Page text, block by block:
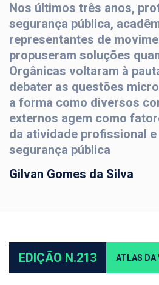
Nos últimos três anos,
segurança pública,
representantes de
propuseram soluções
Orgânicas voltaram à
debater as questões
a forma como diversos
externos agem como
da atividade profissional
segurança pública
Gilvan Gomes da Silva
EDIÇÃO N.213 ATLAS DA